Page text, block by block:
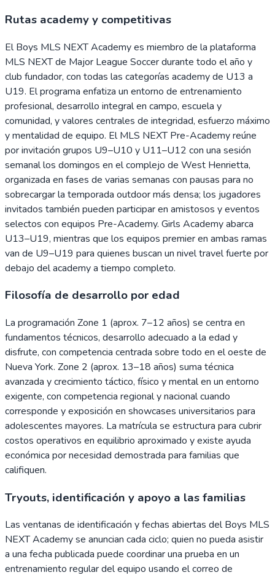
Rutas academy y competitivas
El Boys MLS NEXT Academy es miembro de la plataforma
MLS NEXT de Major League Soccer durante todo el año y
club fundador, con todas las categorías academy de U13 a
U19. El programa enfatiza un entorno de entrenamiento
profesional, desarrollo integral en campo, escuela y
comunidad, y valores centrales de integridad, esfuerzo máximo
y mentalidad de equipo. El MLS NEXT Pre-Academy reúne
por invitación grupos U9–U10 y U11–U12 con una sesión
semanal los domingos en el complejo de West Henrietta,
organizada en fases de varias semanas con pausas para no
sobrecargar la temporada outdoor más densa; los jugadores
invitados también pueden participar en amistosos y eventos
selectos con equipos Pre-Academy. Girls Academy abarca
U13–U19, mientras que los equipos premier en ambas ramas
van de U9–U19 para quienes buscan un nivel travel fuerte por
debajo del academy a tiempo completo.
Filosofía de desarrollo por edad
La programación Zone 1 (aprox. 7–12 años) se centra en
fundamentos técnicos, desarrollo adecuado a la edad y
disfrute, con competencia centrada sobre todo en el oeste de
Nueva York. Zone 2 (aprox. 13–18 años) suma técnica
avanzada y crecimiento táctico, físico y mental en un entorno
exigente, con competencia regional y nacional cuando
corresponde y exposición en showcases universitarios para
adolescentes mayores. La matrícula se estructura para cubrir
costos operativos en equilibrio aproximado y existe ayuda
económica por necesidad demostrada para familias que
califiquen.
Tryouts, identificación y apoyo a las familias
Las ventanas de identificación y fechas abiertas del Boys MLS
NEXT Academy se anuncian cada ciclo; quien no pueda asistir
a una fecha publicada puede coordinar una prueba en un
entrenamiento regular del equipo usando el correo de